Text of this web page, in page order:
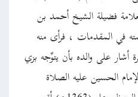
فضيلة الشيخ أحمد بن
في المقدمات ، فرأى منه
أشار على والده بأن يتوِّجه بزي
الحسين عليه الصلاة